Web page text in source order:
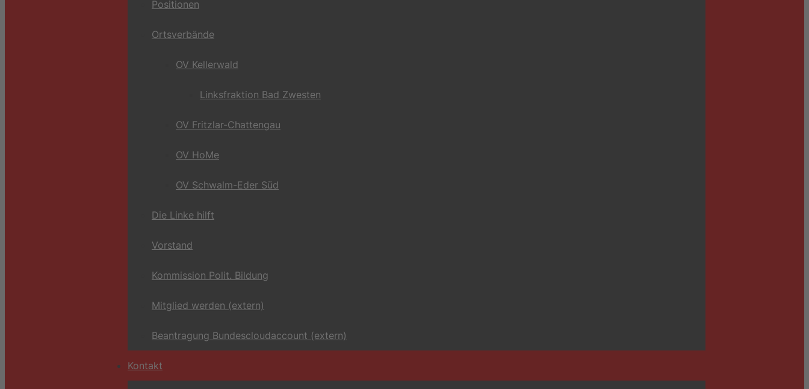
Positionen
Ortsverbände
OV Kellerwald
Linksfraktion Bad Zwesten
OV Fritzlar-Chattengau
OV HoMe
OV Schwalm-Eder Süd
Die Linke hilft
Vorstand
Kommission Polit. Bildung
Mitglied werden (extern)
Beantragung Bundescloudaccount (extern)
Kontakt